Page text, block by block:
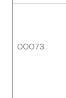
00073